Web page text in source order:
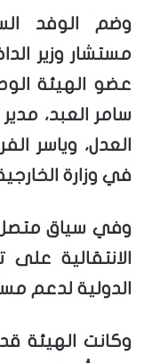
وضم الوفد
مستشار وزير
عضو الهيئة
سامر العبد،
العدل، وياسر
في وزارة
وفي سياق متصل،
الانتقالية
الدولية لدعم
وكانت الهيئة